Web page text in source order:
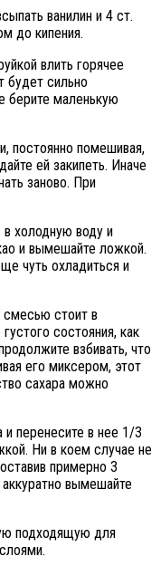
ванилин и 4 ст.
до кипения.
влить горячее
будет сильно
берите маленькую
постоянно помешивая,
ей закипеть. Иначе
заново. При
в холодную воду и
и вымешайте ложкой.
чуть охладиться и
стоит в
состояния, как
взбивать, что
его миксером, этот
сахара можно
перенесите в нее 1/3
Ни в коем случае не
примерно 3
вымешайте
подходящую для